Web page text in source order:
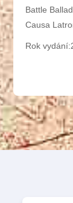
Battle Ballad
Causa
Rok